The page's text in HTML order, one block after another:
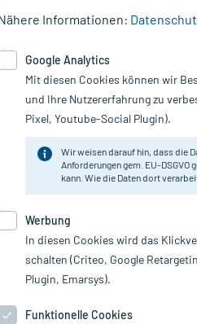
Nur für
100 ml
PlusHerzen sichern
Informationen:
Google Analytics
Mit diesen Cookies können wir
und Ihre Nutzererfahrung zu
Pixel, Youtube-Social Plugin).
Wir weisen darauf hin, dass die
Anforderungen gem. EU-
kann. Wie die Daten dort
Werbung
In diesen Cookies wird das
schalten (Criteo, Google
Plugin, Emarsys).
Funktionelle Cookies